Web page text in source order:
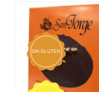
SIN GLUTEN